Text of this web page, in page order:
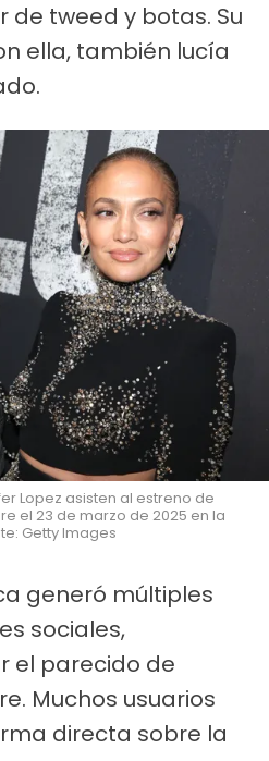
de tweed y botas. Su
ella, también lucía
Lopez asisten al estreno de
el 23 de marzo de 2025 en la
Getty Images
generó múltiples
sociales,
el parecido de
Muchos usuarios
directa sobre la